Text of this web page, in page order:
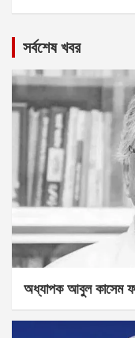
সর্বশেষ খবর
অধ্যাপক আবুল কাসেম